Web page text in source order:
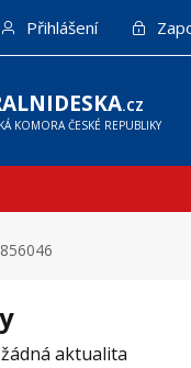
Přihlášení
.CZ
KOMORA ČESKÉ REPUBLIKY
aktualita